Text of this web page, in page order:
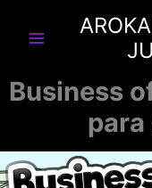
Business
para